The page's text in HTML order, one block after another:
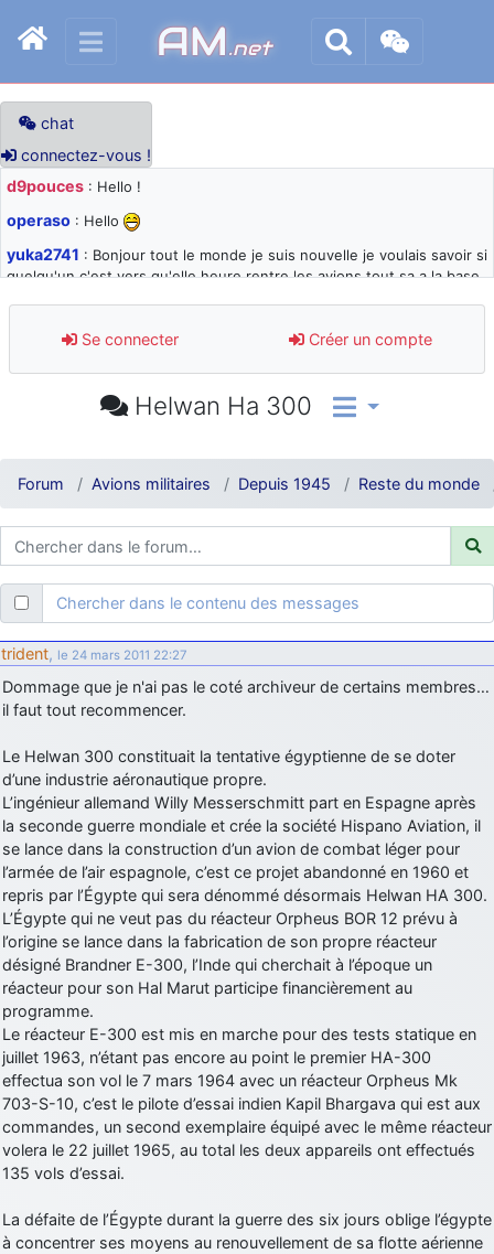
AM.net
chat
connectez-vous !
d9pouces : Hello !
operaso : Hello
yuka2741 : Bonjour tout le monde je suis nouvelle je voulais savoir si
quelqu'un c'est vers qu'elle heure rentre les avions tout sa a la base
d9pouces: désolé pour les quelques blocages du site ces derniers
jours : je teste des méthodes contre le spam et les bots trop nocifs
: Super, la nouvelle bannière
comprendre
d9pouces: ouakamois > si tu parles du sujet sur l'Armée de l'Air,
bien sûr que oui !
je suis un avion@,._,+: Bonjour je viens d'arriver il y a quelques
moi et quelques avions n'ont pas les mêmes noms qu'aujourd'hui
ouakamois: Bonjourà toutes et à tous.en espérantque ces
quelques images du Pays Basque vous auront plu ; Agur…
d9pouces: Malheureusement non
meeting de Lann Bihoué de 2026 ?
cachée dans les pins: Coucou et excellente année 2026 à tous et
au site!
jericho: Bonne année et tous mes meilleurs voeux à tous pour
2026 !
little boy
: je vous souhaite un bon réveillon pour cette nouvelle
année!
jericho : Merci D9pouces, à mon tour de souhaiter un Joyeux Noël
et de bonnes fêtes de fin d'année.
d9pouces: Joyeux Noël à tous !
d9pouces
: mais tu peux tenter l'un des rares lycées militaires
comme le Prytanée dans la Sarthe, ça ne peut pas faire de mal !
d9pouces: C'est plutôt après le lycée, voire après une prépa
scientifique, tu as donc encore un peu de temps devant toi
yaellerigolow
: bonjour a tous je suis un élève de première
passionnée par l'aviation militaire , pourrais je savoir que faire après
d9pouces: lesquels, par exemple ?
Se connecter Créer un compte
Helwan Ha 300
Forum Avions militaires Depuis 1945 Reste du monde
Chercher dans le contenu des messages
trident, le 24 mars 2011 22:27
Dommage que je n'ai pas le coté archiveur de certains membres…
il faut tout recommencer.
Le Helwan 300 constituait la tentative égyptienne de se doter
d’une industrie aéronautique propre.
L’ingénieur allemand Willy Messerschmitt part en Espagne après
la seconde guerre mondiale et crée la société Hispano Aviation, il
se lance dans la construction d’un avion de combat léger pour
l’armée de l’air espagnole, c’est ce projet abandonné en 1960 et
repris par l’Égypte qui sera dénommé désormais Helwan HA 300.
L’Égypte qui ne veut pas du réacteur Orpheus BOR 12 prévu à
l’origine se lance dans la fabrication de son propre réacteur
désigné Brandner E-300, l’Inde qui cherchait à l’époque un
réacteur pour son Hal Marut participe financièrement au
programme.
Le réacteur E-300 est mis en marche pour des tests statique en
juillet 1963, n’étant pas encore au point le premier HA-300
effectua son vol le 7 mars 1964 avec un réacteur Orpheus Mk
703-S-10, c’est le pilote d’essai indien Kapil Bhargava qui est aux
commandes, un second exemplaire équipé avec le même réacteur
volera le 22 juillet 1965, au total les deux appareils ont effectués
135 vols d’essai.
La défaite de l’Égypte durant la guerre des six jours oblige l’égypte
à concentrer ses moyens au renouvellement de sa flotte aérienne